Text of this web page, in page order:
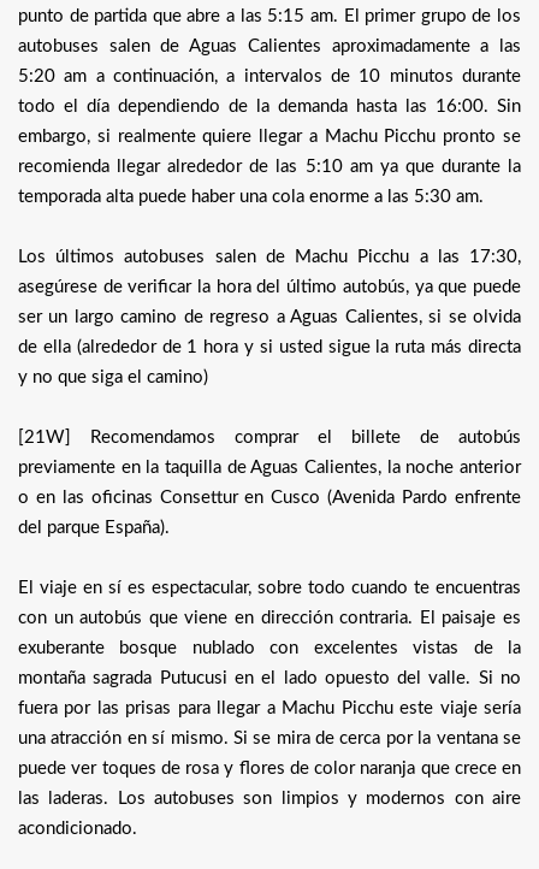
punto de partida que abre a las 5:15 am. El primer grupo de los
autobuses salen de Aguas Calientes aproximadamente a las
5:20 am a continuación, a intervalos de 10 minutos durante
todo el día dependiendo de la demanda hasta las 16:00. Sin
embargo, si realmente quiere llegar a Machu Picchu pronto se
recomienda llegar alrededor de las 5:10 am ya que durante la
temporada alta puede haber una cola enorme a las 5:30 am.
Los últimos autobuses salen de Machu Picchu a las 17:30,
asegúrese de verificar la hora del último autobús, ya que puede
ser un largo camino de regreso a Aguas Calientes, si se olvida
de ella (alrededor de 1 hora y si usted sigue la ruta más directa
y no que siga el camino)
[21W] Recomendamos comprar el billete de autobús
previamente en la taquilla de Aguas Calientes, la noche anterior
o en las oficinas Consettur en Cusco (Avenida Pardo enfrente
del parque España).
El viaje en sí es espectacular, sobre todo cuando te encuentras
con un autobús que viene en dirección contraria. El paisaje es
exuberante bosque nublado con excelentes vistas de la
montaña sagrada Putucusi en el lado opuesto del valle. Si no
fuera por las prisas para llegar a Machu Picchu este viaje sería
una atracción en sí mismo. Si se mira de cerca por la ventana se
puede ver toques de rosa y flores de color naranja que crece en
las laderas. Los autobuses son limpios y modernos con aire
acondicionado.